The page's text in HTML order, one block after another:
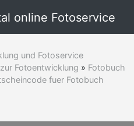
und Fotoservice
Fotoentwicklung » Fotobuch
fuer Fotobuch